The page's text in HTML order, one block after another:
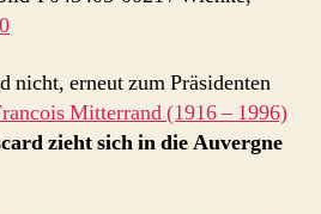
nicht, erneut zum Präsidenten
Mitterrand (1916 – 1996)
zieht sich in die Auvergne